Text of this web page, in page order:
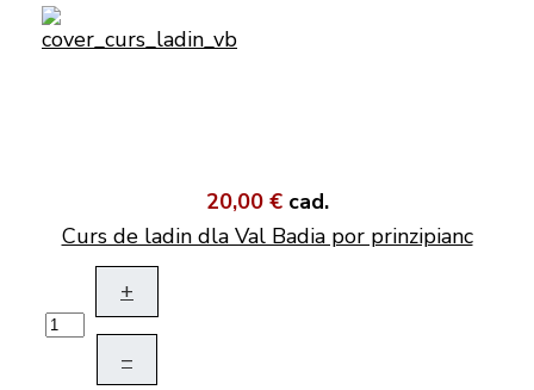
20,00 € cad.
Curs de ladin dla Val Badia por prinzipianc
+
–